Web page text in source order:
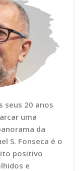
seus 20 anos
uma
da
S. Fonseca é o
positivo
e